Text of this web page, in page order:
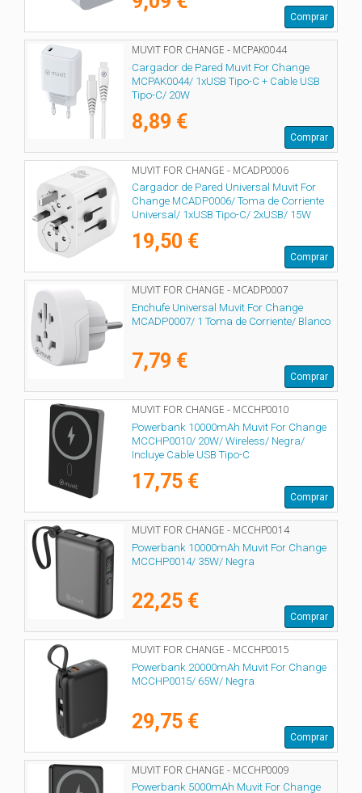
Comprar
MUVIT FOR CHANGE - MCPAK0044
Cargador de Pared Muvit For Change
MCPAK0044/ 1xUSB Tipo-C + Cable USB
Tipo-C/ 20W
8,89 €
Comprar
MUVIT FOR CHANGE - MCADP0006
Cargador de Pared Universal Muvit For
Change MCADP0006/ Toma de Corriente
Universal/ 1xUSB Tipo-C/ 2xUSB/ 15W
19,50 €
Comprar
MUVIT FOR CHANGE - MCADP0007
Enchufe Universal Muvit For Change
MCADP0007/ 1 Toma de Corriente/ Blanco
7,79 €
Comprar
MUVIT FOR CHANGE - MCCHP0010
Powerbank 10000mAh Muvit For Change
MCCHP0010/ 20W/ Wireless/ Negra/
Incluye Cable USB Tipo-C
17,75 €
Comprar
MUVIT FOR CHANGE - MCCHP0014
Powerbank 10000mAh Muvit For Change
MCCHP0014/ 35W/ Negra
22,25 €
Comprar
MUVIT FOR CHANGE - MCCHP0015
Powerbank 20000mAh Muvit For Change
MCCHP0015/ 65W/ Negra
29,75 €
Comprar
MUVIT FOR CHANGE - MCCHP0009
Powerbank 5000mAh Muvit For Change